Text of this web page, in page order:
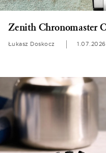
Zenith Chronomaster
Łukasz Doskocz 1.07.2026